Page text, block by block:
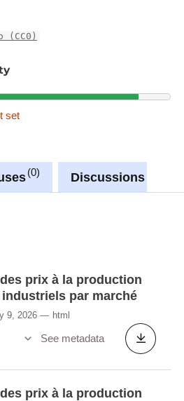
(CC0)
set
0 Discussions
prix à la production
par marché
9, 2026 html
See metadata
prix à la production